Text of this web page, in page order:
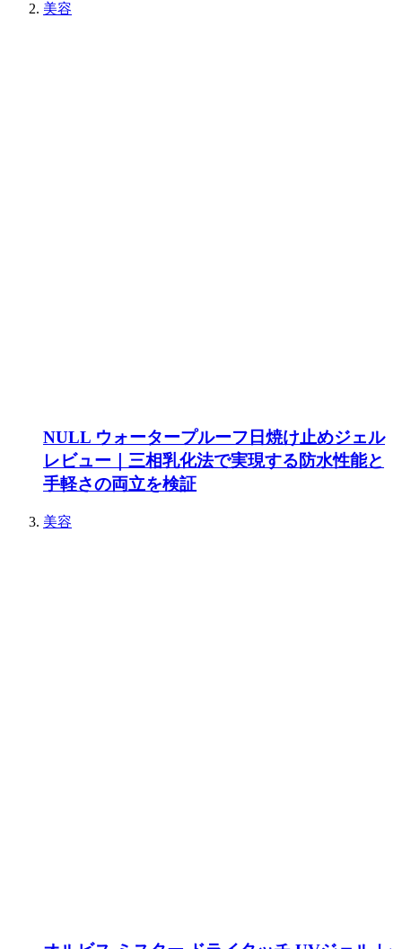
美容
NULL ウォータープルーフ日焼け止めジェル
レビュー｜三相乳化法で実現する防水性能と
手軽さの両立を検証
美容